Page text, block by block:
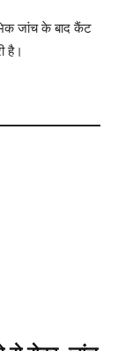
जांच के बाद कैंट
है।